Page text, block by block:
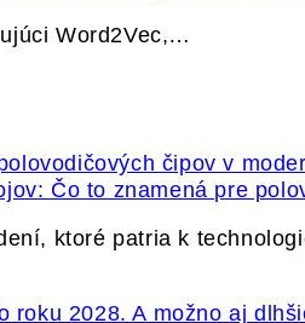
Word2Vec,…
Čo to znamená pre
ktoré patria k